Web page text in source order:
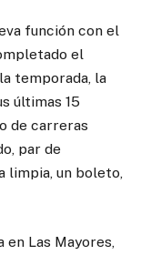
función con el
el
temporada, la
últimas 15
de carreras
par de
limpia, un boleto,
Las Mayores,